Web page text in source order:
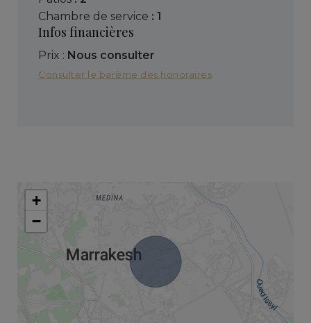
chambre de service : 1
Infos financières
Prix : Nous consulter
Consulter le barème des honoraires
+
−